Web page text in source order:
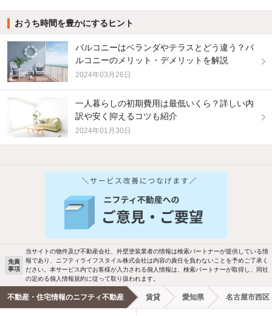
おうち時間を豊かにするヒント
バルコニーはベランダやテラスとどう違う？バ
ルコニーのメリット・デメリットを解説
2024年03月26日
一人暮らしの初期費用は最低いくら？詳しい内
訳や安く抑えるコツも紹介
2024年01月30日
他の人はこんな条件で絞り込んでいます！
バス・トイレ別 2階以上
洗濯機置場あり 独立洗面台
エアコンあり 都市ガス
免責
事項
当サイトの物件及び不動産会社、外壁塗装業者の情報は検索パートナーが提供している情
報であり、ニフティライフスタイル株式会社は内容の責任を負わないことを予めご了承く
ださい。本サービス内でお客様が入力される個人情報は、検索パートナーが取得し、同社
の定める個人情報規約に従って取り扱われます。
不動産・住宅情報のニフティ不動産 賃貸 愛知県 名古屋市西区